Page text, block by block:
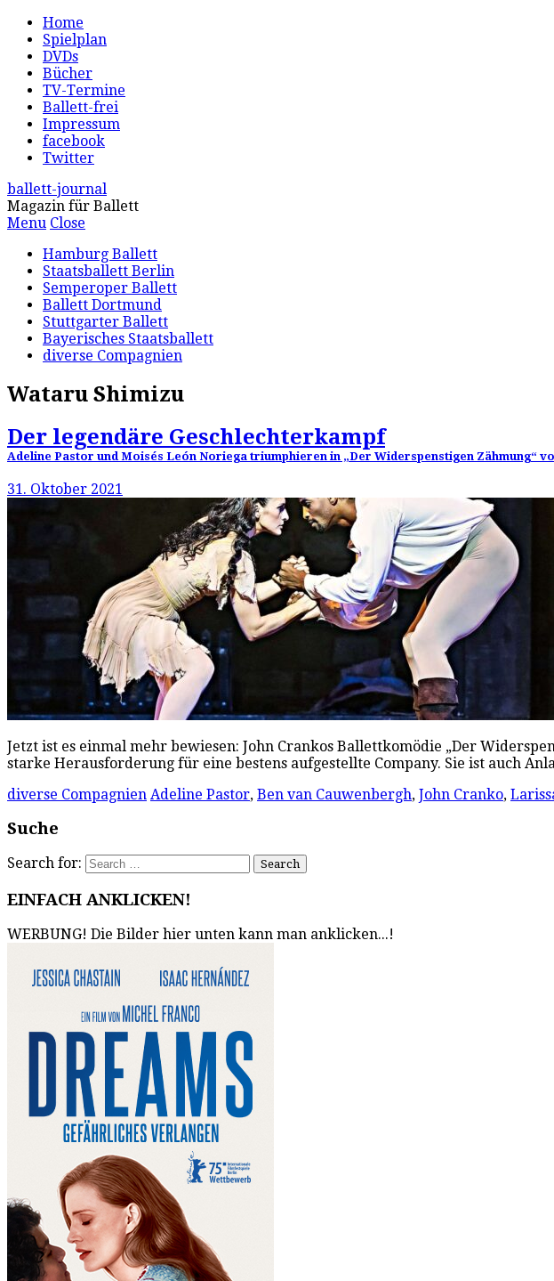
Home
Spielplan
DVDs
Bücher
TV-Termine
Ballett-frei
Impressum
facebook
Twitter
ballett-journal
Magazin für Ballett
Menu Close
Hamburg Ballett
Staatsballett Berlin
Semperoper Ballett
Ballett Dortmund
Stuttgarter Ballett
Bayerisches Staatsballett
diverse Compagnien
Wataru Shimizu
Der legendäre Geschlechterkampf
Adeline Pastor und Moisés León Noriega triumphieren in „Der Widerspenstigen Zähmung“
31. Oktober 2021
Jetzt ist es einmal mehr bewiesen: John Crankos Ballettkomödie „Der
starke Herausforderung für eine bestens aufgestellte Company. Sie ist auch
diverse Compagnien Adeline Pastor, Ben van Cauwenbergh, John Cranko,
Suche
Search for:
EINFACH ANKLICKEN!
WERBUNG! Die Bilder hier unten kann man anklicken...!